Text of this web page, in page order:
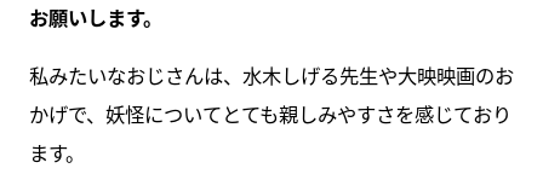
お願いします。
私みたいなおじさんは、水木しげる先生や大映映画のお
かげで、妖怪についてとても親しみやすさを感じており
ます。